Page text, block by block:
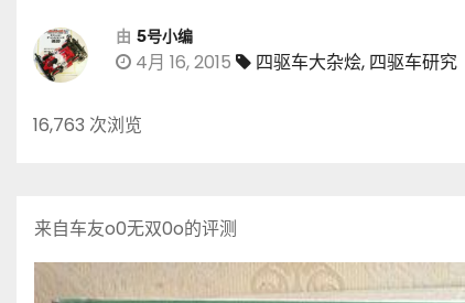
由 5号小编
4月 16, 2015 四驱车大杂烩, 四驱车研究
16,763 次浏览
来自车友o0无双0o的评测